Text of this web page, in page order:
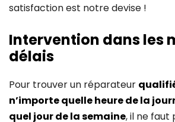
satisfaction est notre devise !
Intervention dans les
délais
Pour trouver un réparateur
n’importe quelle heure de la
quel jour de la semaine, il ne